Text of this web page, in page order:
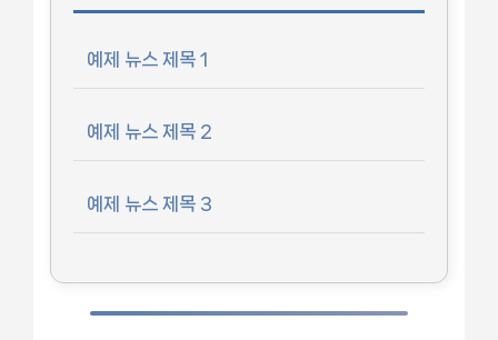
예제 뉴스 제목 1
예제 뉴스 제목 2
예제 뉴스 제목 3